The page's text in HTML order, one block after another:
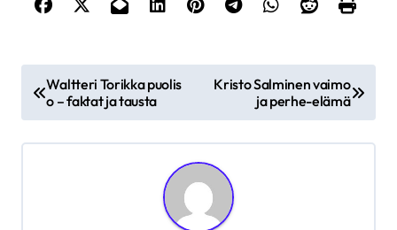
t
Waltteri Torikka puolis
o – faktat ja tausta
Kristo Salminen vaimo
ja perhe-elämä